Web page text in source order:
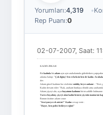
Yorumları:4,319
Rep Puanı:0
02-07-2007, Saat:
KADIN ZEKASI
Bir kadınlabir adamayrı ayrı arabalarında giderlerken
adama bakıp: "Çok ilginç! Sen erkeksin ben de kadın.
der.
Adam güzel kadının bu sözlerine müthiş heyecanlanır: "Evet,
Kadın devam eder: "Bak, arabam hurdaya döndü ama
Adam şişeyi alır, açar hayatının kadınınıbir tesadüfle bulmanın
Yarısı boşalmış şişeyi alan kadın hemen şişenin mantarını
Bunun üstüne adam sorar:
"Sen içmeyecek misin?" Kadıncevap verir :
"Hayır, ben polisi bekleyeceğim!"